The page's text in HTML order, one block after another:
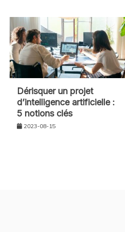
Dérisquer un projet
d’intelligence artificielle :
5 notions clés
2023-08-15